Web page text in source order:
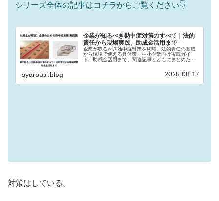
シリーズ全体の記事はコチラからご覧ください👇
企業が知るべき熱中症対策のすべて｜法的
責任から現場実践、助成金活用まで
企業が取るべき熱中症対策を網羅。法的責任の基礎
から現場で使える具体策、中小企業向け実践ガイ
ド、助成金活用まで、関連記事とともにまとめたハ
syarousi.blog 2025.08.17
対策はしている。